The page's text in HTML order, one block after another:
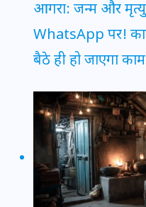
आगरा: जन्म और मृत्यु
WhatsApp पर!
बैठे ही हो जाएगा काम